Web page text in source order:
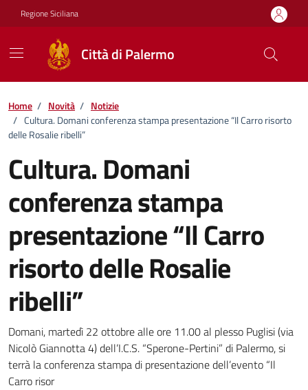
Vai ai contenuti
Vai al footer
Regione Siciliana
Città di Palermo
Home / Novità / Notizie
/ Cultura. Domani conferenza stampa presentazione “Il Carro risorto
delle Rosalie ribelli”
Cultura. Domani
conferenza stampa
presentazione “Il Carro
risorto delle Rosalie
ribelli”
Dettagli della notizia
Domani, martedì 22 ottobre alle ore 11.00 al plesso Puglisi (via
Nicolò Giannotta 4) dell’I.C.S. “Sperone-Pertini” di Palermo, si
terrà la conferenza stampa di presentazione dell’evento “Il
Carro risor